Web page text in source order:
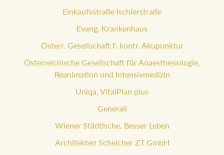
Einkaufsstraße Ischlerstraße
Evang. Krankenhaus
Österr. Gesellschaft f. kontr. Akupunktur
Österreichische Gesellschaft für Anaesthesiologie,
Reanimation und Intensivmedizin
Uniqa, VitalPlan plus
Generali
Wiener Städtische, Besser Leben
Architekten Scheicher ZT GmbH